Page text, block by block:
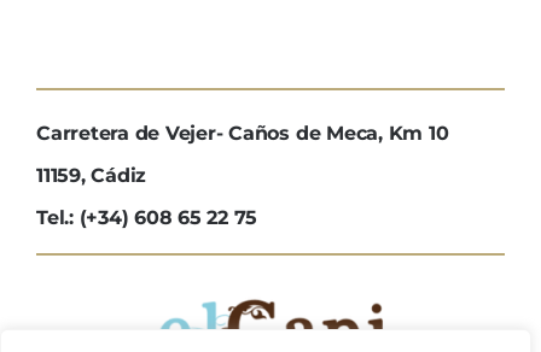
Carretera de Vejer- Caños de Meca, Km 10
11159, Cádiz
Tel.: (+34) 608 65 22 75